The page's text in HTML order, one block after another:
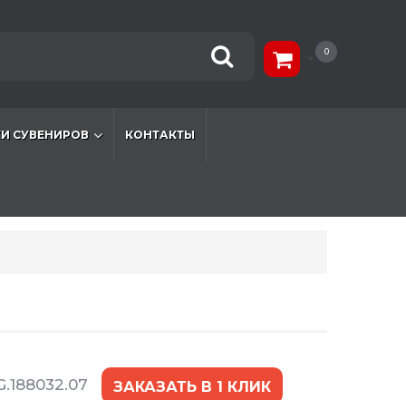
0
СУВЕНИРОВ КОНТАКТЫ
ЗАКАЗАТЬ В 1 КЛИК